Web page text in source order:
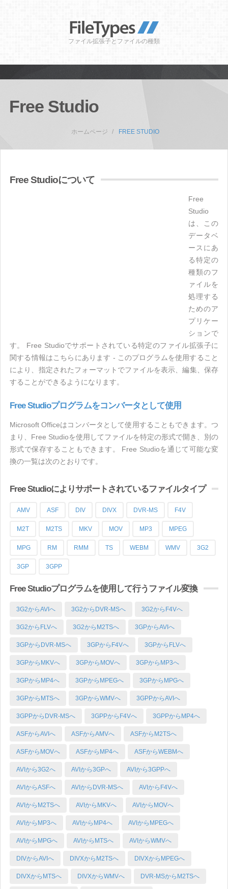
ファイル拡張子とファイルの種類
Free Studio
ホームページ FREE STUDIO
Free Studioについて
Free
Studio
は、この
データベ
ースにあ
る特定の
種類のフ
ァイルを
処理する
ためのア
プリケー
ションで
す。 Free Studioでサポートされている特定のファイル拡張子に
関する情報はこちらにあります - このプログラムを使用すること
により、指定されたフォーマットでファイルを表示、編集、保存
することができるようになります。
Free Studioプログラムをコンバータとして使用
Microsoft Officeはコンバータとして使用することもできます。つ
まり、Free Studioを使用してファイルを特定の形式で開き、別の
形式で保存することもできます。 Free Studioを通じて可能な変
換の一覧は次のとおりです。
Free Studioによりサポートされているファイルタイプ
AMV ASF DIV DIVX DVR-MS F4V
M2T M2TS MKV MOV MP3 MPEG
MPG RM RMM TS WEBM WMV 3G2
3GP 3GPP
Free Studioプログラムを使用して行うファイル変換
3G2からAVIへ 3G2からDVR-MSへ 3G2からF4Vへ
3G2からFLVへ 3G2からM2TSへ 3GPからAVIへ
3GPからDVR-MSへ 3GPからF4Vへ 3GPからFLVへ
3GPからMKVへ 3GPからMOVへ 3GPからMP3へ
3GPからMP4へ 3GPからMPEGへ 3GPからMPGへ
3GPからMTSへ 3GPからWMVへ 3GPPからAVIへ
3GPPからDVR-MSへ 3GPPからF4Vへ 3GPPからMP4へ
ASFからAVIへ ASFからAMVへ ASFからM2TSへ
ASFからMOVへ ASFからMP4へ ASFからWEBMへ
AVIから3G2へ AVIから3GPへ AVIから3GPPへ
AVIからASFへ AVIからDVR-MSへ AVIからF4Vへ
AVIからM2TSへ AVIからMKVへ AVIからMOVへ
AVIからMP3へ AVIからMP4へ AVIからMPEGへ
AVIからMPGへ AVIからMTSへ AVIからWMVへ
DIVからAVIへ DIVXからM2TSへ DIVXからMPEGへ
DIVXからMTSへ DIVXからWMVへ DVR-MSからM2TSへ